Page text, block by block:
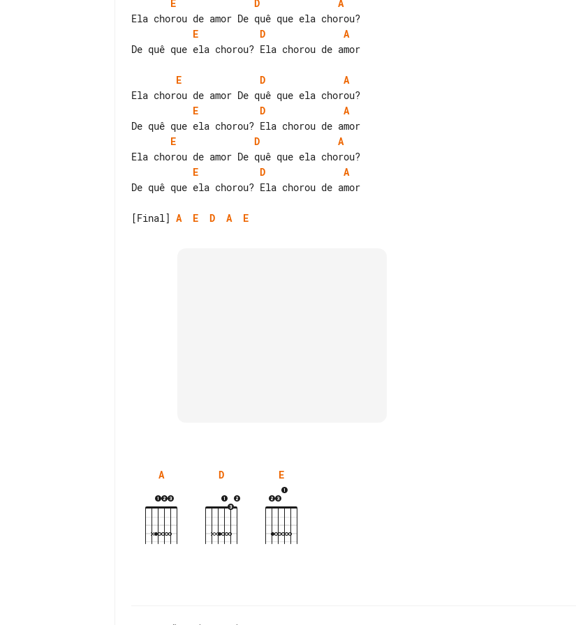
E D
A
E
D
A
De quê que ela chorou? Ela chorou de amor
E D
A
E
D
A
E
D
A
E
D
A
De quê que ela chorou? Ela chorou de amor
[Final] A E D A E
A D E